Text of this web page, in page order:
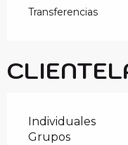
Transferencias
Individuales
Grupos